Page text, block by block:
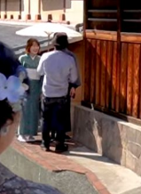
monnaie. Alors
sans vous